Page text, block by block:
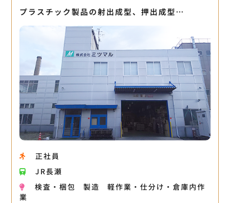
プラスチック製品の射出成型、押出成型…
正社員
JR長瀬
検査・梱包
製造
軽作業・仕分け・倉庫内作
業